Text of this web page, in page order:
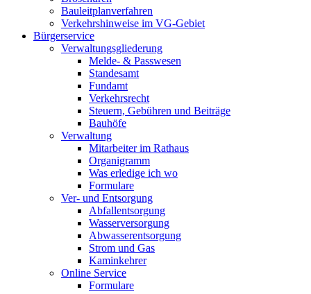
Bauleitplanverfahren
Verkehrshinweise im VG-Gebiet
Bürgerservice
Verwaltungsgliederung
Melde- & Passwesen
Standesamt
Fundamt
Verkehrsrecht
Steuern, Gebühren und Beiträge
Bauhöfe
Verwaltung
Mitarbeiter im Rathaus
Organigramm
Was erledige ich wo
Formulare
Ver- und Entsorgung
Abfallentsorgung
Wasserversorgung
Abwasserentsorgung
Strom und Gas
Kaminkehrer
Online Service
Formulare